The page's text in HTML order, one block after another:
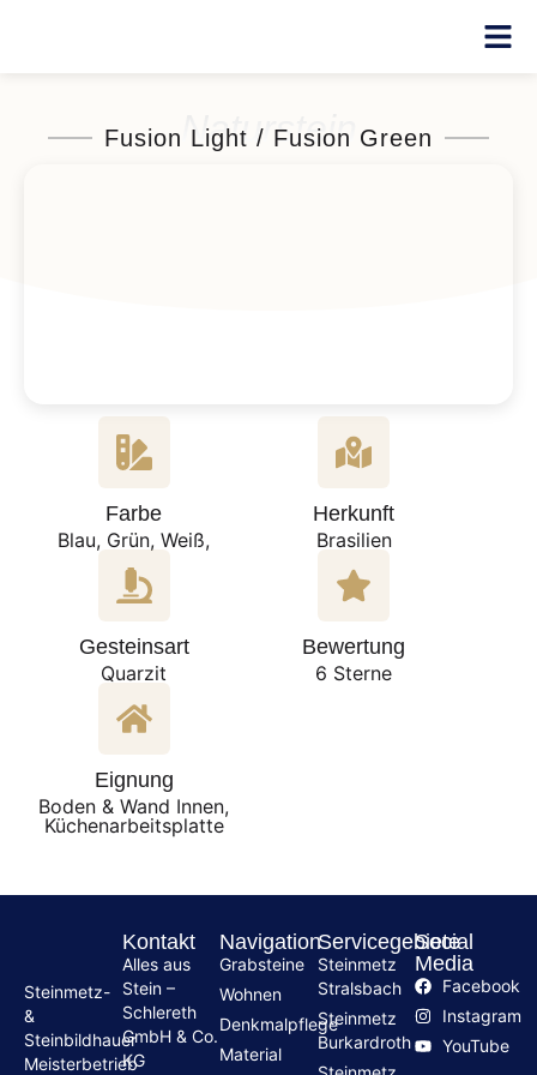
Naturstein
Fusion Light / Fusion Green
Farbe
Blau, Grün, Weiß,
Herkunft
Brasilien
Gesteinsart
Quarzit
Bewertung
6 Sterne
Eignung
Boden & Wand Innen,
Küchenarbeitsplatte
Steinmetz-
&
Steinbildhauer
Meisterbetrieb
Kontakt
Alles aus
Stein –
Schlereth
GmbH & Co.
KG
Navigation
Grabsteine
Wohnen
Denkmalpflege
Material
Servicegebiete
Steinmetz
Stralsbach
Steinmetz
Burkardroth
Social
Media
Facebook
Instagram
YouTube